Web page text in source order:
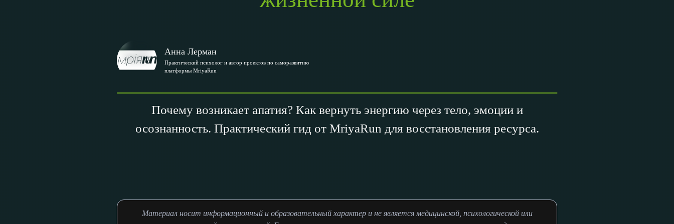
Анна Лерман
Практический психолог и автор проектов по саморазвитию
платформы MriyaRun
Почему возникает апатия? Как вернуть энергию через тело, эмоции и
осознанность. Практический гид от MriyaRun для восстановления ресурса.
Материал носит информационный и образовательный характер и не является медицинской, психологической или